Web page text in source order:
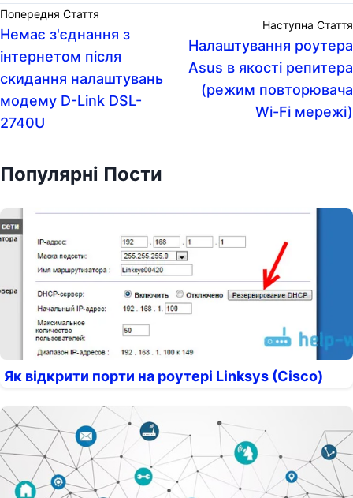
Попередня Стаття
Немає з'єднання з
інтернетом після
скидання налаштувань
модему D-Link DSL-
2740U
Наступна Стаття
Налаштування роутера
Asus в якості репитера
(режим повторювача
Wi-Fi мережі)
Популярні Пости
Як відкрити порти на роутері Linksys (Cisco)